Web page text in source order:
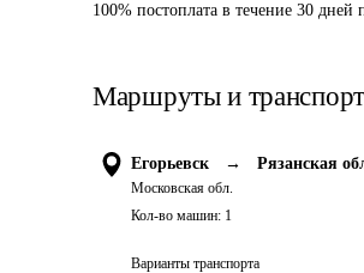
100% постоплата в течение 30
Маршруты и транспорт
Егорьевск →
Московская обл.
Рязанская
Кол-во машин: 1
Варианты транспорта